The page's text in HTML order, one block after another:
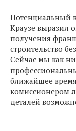
Потенциальный
Краузе выразил
получения
строительство
Сейчас мы как
ближайшее
комиссионером
деталей